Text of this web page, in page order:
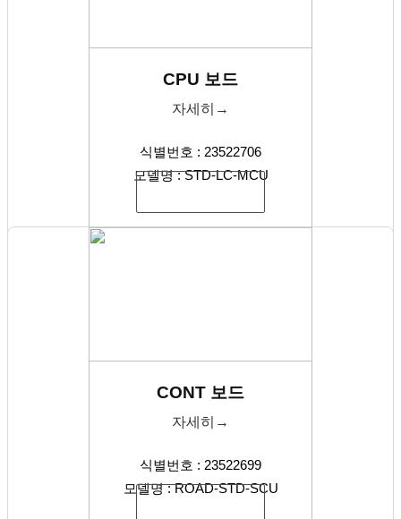
CPU 보드
자세히→
식별번호 : 23522706
모델명 : STD-LC-MCU
CONT 보드
자세히→
식별번호 : 23522699
모델명 : ROAD-STD-SCU